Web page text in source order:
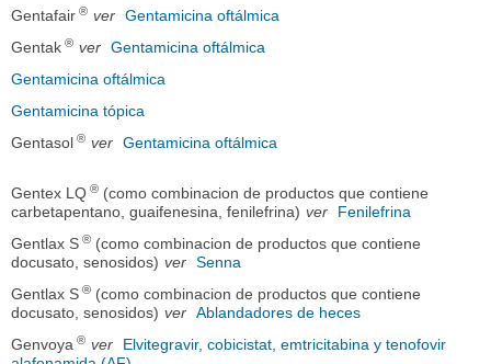
Gentafair ® ver Gentamicina oftálmica
Gentak ® ver Gentamicina oftálmica
Gentamicina oftálmica
Gentamicina tópica
Gentasol ® ver Gentamicina oftálmica
Gentex LQ ® (como combinacion de productos que contiene
carbetapentano, guaifenesina, fenilefrina) ver
Fenilefrina
Gentlax S ® (como combinacion de productos que contiene
docusato, senosidos) ver Senna
Gentlax S ® (como combinacion de productos que contiene
docusato, senosidos) ver Ablandadores de heces
Genvoya ® ver
Elvitegravir, cobicistat, emtricitabina y tenofovir